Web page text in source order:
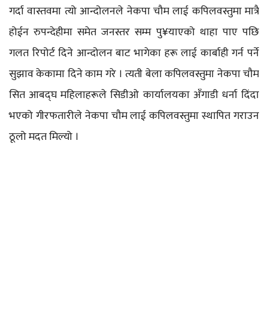
गर्दा वास्तवमा त्यो आन्दोलनले नेकपा चौम लाई कपिलवस्तुमा मात्रै
होईन रुपन्देहीमा समेत जनस्तर सम्म पु¥याएको थाहा पाए पछि
गलत रिपोर्ट दिने आन्दोलन बाट भागेका हरू लाई कार्बाही गर्न पर्ने
सुझाव केकामा दिने काम गरे । त्यती बेला कपिलवस्तुमा नेकपा चौम
सित आबद्घ महिलाहरूले सिडीओ कार्यालयका अँगाडी धर्ना दिंदा
भएको गीरफतारीले नेकपा चौम लाई कपिलवस्तुमा स्थापित गराउन
ठूलो मदत मिल्यो ।